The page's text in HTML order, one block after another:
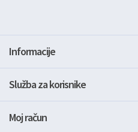
Informacije
Služba za korisnike
Moj račun